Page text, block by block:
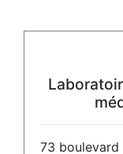
73 boulevard